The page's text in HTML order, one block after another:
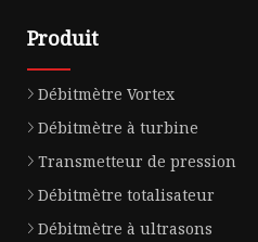
Produit
Débitmètre Vortex
Débitmètre à turbine
Transmetteur de pression
Débitmètre totalisateur
Débitmètre à ultrasons